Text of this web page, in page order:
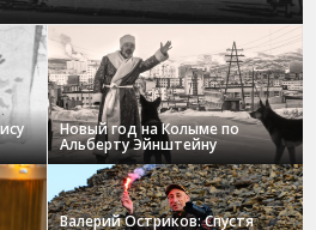
Новый год на Колыме по
Альберту Эйнштейну
Валерий Остриков: Спустя